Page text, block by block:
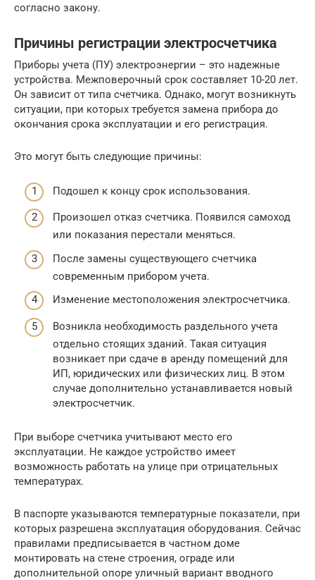
согласно закону.
Причины регистрации электросчетчика
Приборы учета (ПУ) электроэнергии – это надежные
устройства. Межповерочный срок составляет 10-20 лет.
Он зависит от типа счетчика. Однако, могут возникнуть
ситуации, при которых требуется замена прибора до
окончания срока эксплуатации и его регистрация.
Это могут быть следующие причины:
Подошел к концу срок использования.
Произошел отказ счетчика. Появился самоход
или показания перестали меняться.
После замены существующего счетчика
современным прибором учета.
Изменение местоположения электросчетчика.
Возникла необходимость раздельного учета
отдельно стоящих зданий. Такая ситуация
возникает при сдаче в аренду помещений для
ИП, юридических или физических лиц. В этом
случае дополнительно устанавливается новый
электросчетчик.
При выборе счетчика учитывают место его
эксплуатации. Не каждое устройство имеет
возможность работать на улице при отрицательных
температурах.
В паспорте указываются температурные показатели, при
которых разрешена эксплуатация оборудования. Сейчас
правилами предписывается в частном доме
монтировать на стене строения, ограде или
дополнительной опоре уличный вариант вводного